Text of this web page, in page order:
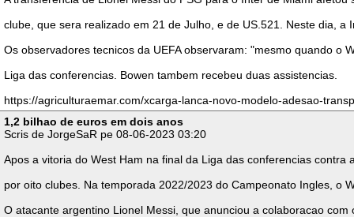
clube, que sera realizado em 21 de Julho, e de US.521. Neste dia,
Os observadores tecnicos da UEFA observaram: "mesmo quando
Liga das conferencias. Bowen tambem recebeu duas assistencias.
https://agriculturaemar.com/xcarga-lanca-novo-modelo-adesao-
1,2 bilhao de euros em dois anos
Scris de JorgeSaR pe 08-06-2023 03:20
Apos a vitoria do West Ham na final da Liga das conferencias
por oito clubes. Na temporada 2022/2023 do Campeonato Ingles, o
O atacante argentino Lionel Messi, que anunciou a colaboracao